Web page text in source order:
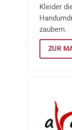
Kleider
zaubern.
ZUR